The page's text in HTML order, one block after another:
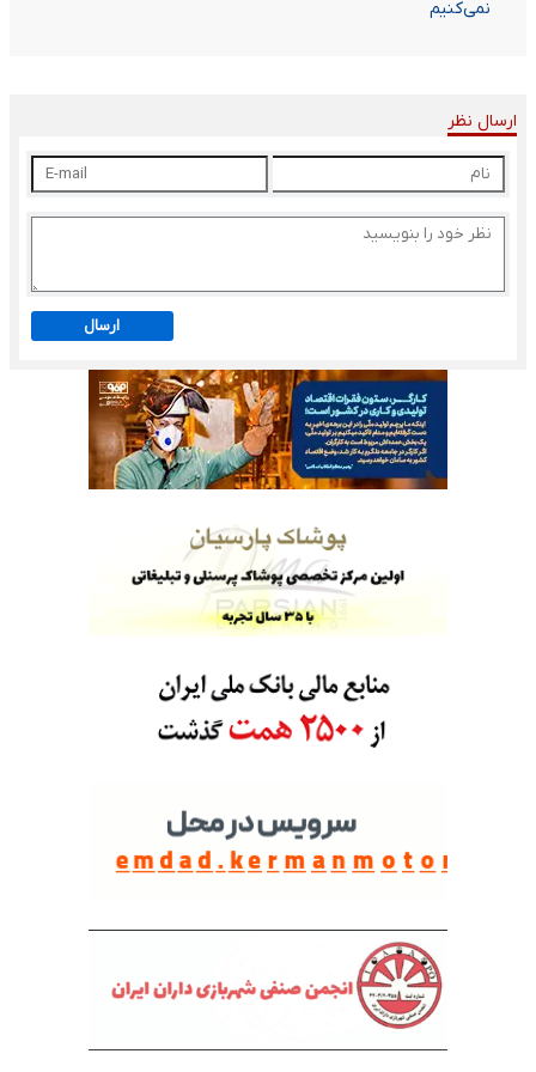
نمی‌کنیم
ارسال نظر
ارسال